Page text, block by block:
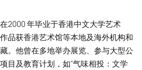
2000 年毕业于香港中文大学艺术
品获香港艺术馆等本地及海外机构和
。他曾在多地举办展览、参与大型公
目及教育计划，如“气味相投：文学